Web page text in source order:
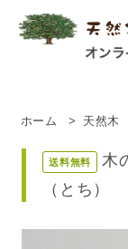
ホーム > 天然木
送料無料
木
（とち